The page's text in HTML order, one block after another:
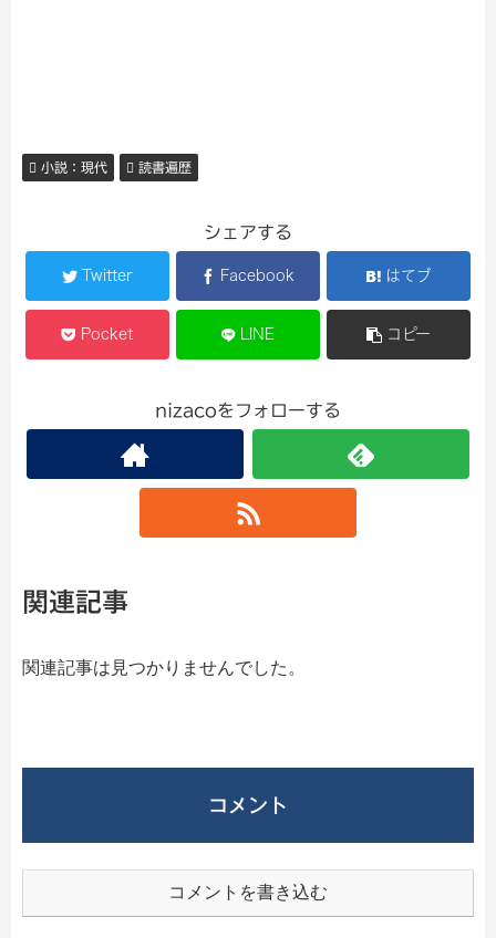
小説：現代 読書遍歴
シェアする
Twitter Facebook はてブ
Pocket LINE コピー
nizacoをフォローする
関連記事
関連記事は見つかりませんでした。
コメント
コメントを書き込む